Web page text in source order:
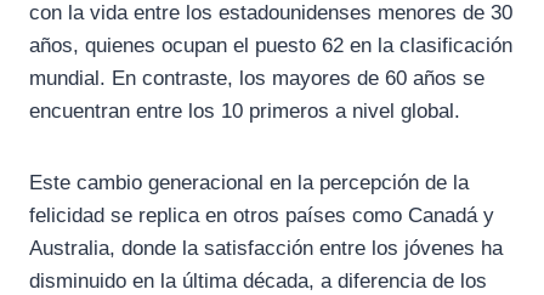
con la vida entre los estadounidenses menores de 30
años, quienes ocupan el puesto 62 en la clasificación
mundial. En contraste, los mayores de 60 años se
encuentran entre los 10 primeros a nivel global.
Este cambio generacional en la percepción de la
felicidad se replica en otros países como Canadá y
Australia, donde la satisfacción entre los jóvenes ha
disminuido en la última década, a diferencia de los